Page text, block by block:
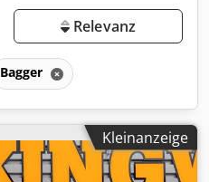
Relevanz
Bagger
Kleinanzeige